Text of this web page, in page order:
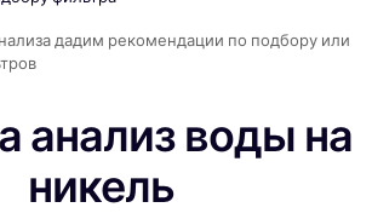
дадим рекомендации по подбору или
анализ воды на
никель